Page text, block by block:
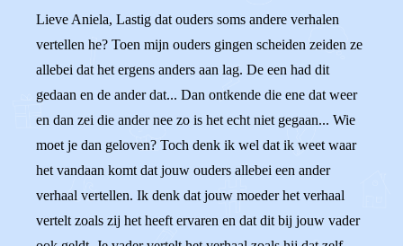
Lieve Aniela, Lastig dat ouders soms andere verhalen
vertellen he? Toen mijn ouders gingen scheiden zeiden ze
allebei dat het ergens anders aan lag. De een had dit
gedaan en de ander dat... Dan ontkende die ene dat weer
en dan zei die ander nee zo is het echt niet gegaan... Wie
moet je dan geloven? Toch denk ik wel dat ik weet waar
het vandaan komt dat jouw ouders allebei een ander
verhaal vertellen. Ik denk dat jouw moeder het verhaal
vertelt zoals zij het heeft ervaren en dat dit bij jouw vader